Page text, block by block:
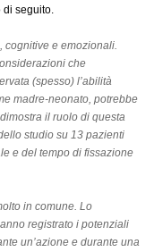
di seguito.
cognitive e emozionali.
che
(spesso) l’abilità
madre-neonato, potrebbe
il ruolo di questa
studio su 13 pazienti
e del tempo di fissazione
in comune. Lo
registrato i potenziali
un’azione e durante una